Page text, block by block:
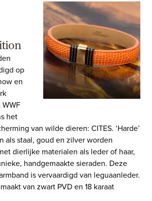
op
en
het
van wilde dieren: CITES. ‘Harde’
als staal, goud en zilver worden
dierlijke materialen als leder of haar,
handgemaakte sieraden. Deze
is vervaardigd van leguaanleder.
van zwart PVD en 18 karaat